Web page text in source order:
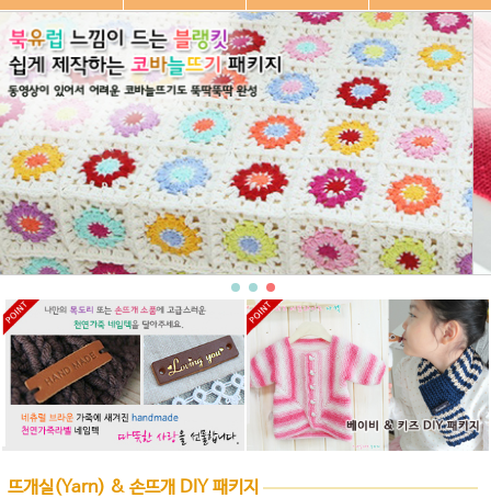
뜨개실(Yarn) & 손뜨개 DIY 패키지